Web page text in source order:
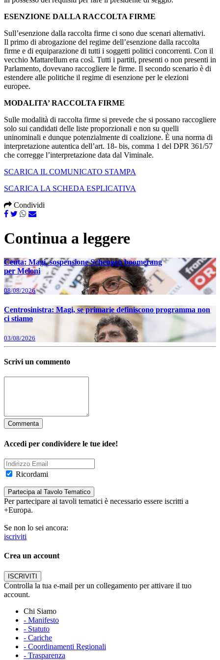
ESENZIONE DALLA RACCOLTA FIRME
Sull’esenzione dalla raccolta firme ci sono due scenari alternativi.
Il primo di abrogazione del regime dell’esenzione dalla raccolta
firme e di equiparazione di tutti i soggetti politici concorrenti. Con il
vecchio Mattarellum era così. Tutti i partiti, presenti o non presenti in
Parlamento, dovevano raccogliere le firme. Il secondo scenario è di
estendere alle politiche il regime di esenzione per le elezioni
europee.
MODALITA’ RACCOLTA FIRME
Sulle modalità di raccolta firme si prevede che si possano raccogliere
solo sui candidati delle liste proporzionali e non su quelli
uninominali e dunque potenzialmente di coalizione. È una norma di
interpretazione autentica dell’art. 18- bis, comma 1 del DPR 361/57
che corregge l’interpretazione data dal Viminale.
SCARICA IL COMUNICATO STAMPA
SCARICA LA SCHEDA ESPLICATIVA
Condividi
Continua a leggere
Ultime News
Ceuta: Magi, sospensione Schengen boomerang
per Meloni
08/08/2026
Centrosinistra: Magi, se primarie definiscono programma non
ci stiamo
03/08/2026
Scrivi un commento
Accedi per condividere le tue idee!
Ricordami
Per partecipare ai tavoli tematici è necessario essere iscritti a
+Europa.
Se non lo sei ancora:
iscriviti
Crea un account
Controlla la tua e-mail per un collegamento per attivare il tuo
account.
Chi Siamo
- Manifesto
- Statuto
- Cariche
- Coordinamenti Regionali
- Trasparenza